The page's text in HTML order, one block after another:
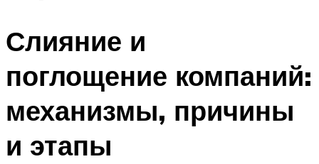
Слияние и
поглощение компаний:
механизмы, причины
и этапы